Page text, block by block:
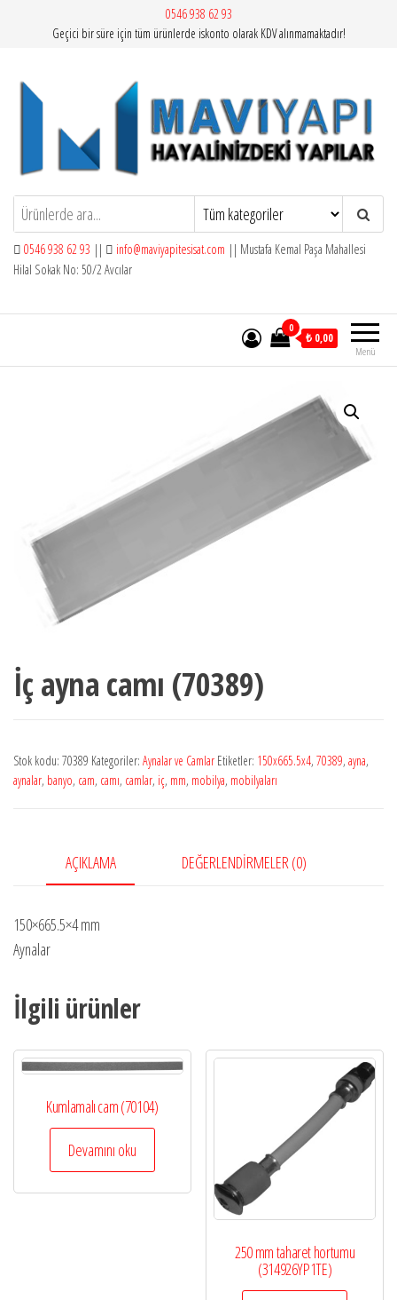
0546 938 62 93
Geçici bir süre için tüm ürünlerde iskonto olarak KDV alınmamaktadır!
Mavi Yapı | Vitra Artema
0546 938 62 93 || info@maviyapitesisat.com || Mustafa Kemal Paşa Mahallesi
Hilal Sokak No: 50/2 Avcılar
Menü
0
₺ 0,00
İç ayna camı (70389)
Stok kodu: 70389 Kategoriler: Aynalar ve Camlar Etiketler: 150x665.5x4, 70389, ayna,
aynalar, banyo, cam, camı, camlar, iç, mm, mobilya, mobilyaları
AÇIKLAMA DEĞERLENDIRMELER (0)
150×665.5×4 mm
Aynalar
İlgili ürünler
Kumlamalı cam (70104)
Devamını oku
250 mm taharet hortumu
(314926YP1TE)